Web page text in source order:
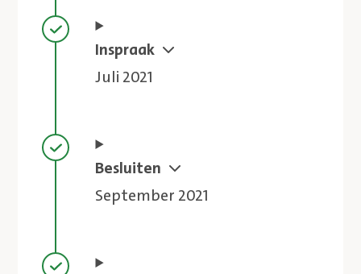
Stap voltooid
Inspraak
Juli 2021
Stap voltooid
Besluiten
September 2021